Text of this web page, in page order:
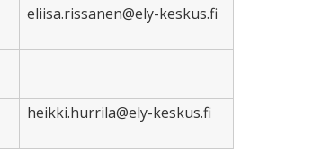
eliisa.rissanen@ely-keskus.fi
heikki.hurrila@ely-keskus.fi